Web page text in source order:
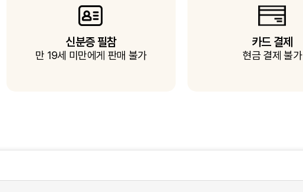
신분증 필참
만 19세 미만에게 판매 불가
카드 결제
현금 결제 불가